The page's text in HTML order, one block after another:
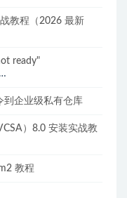
教程（2026 最新
ready"
到企业级私有仓库
）8.0 安装实战教
教程